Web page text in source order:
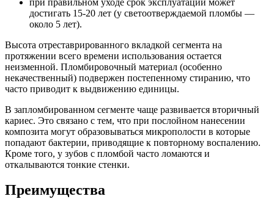
достигать 15-20 лет (у светоотверждаемой пломбы —
около 5 лет).
Высота отреставрированного вкладкой сегмента на
протяжении всего времени использования остается
неизменной. Пломбировочный материал (особенно
некачественный) подвержен постепенному стиранию, что
часто приводит к выдвижению единицы.
В запломбированном сегменте чаще развивается вторичный
кариес. Это связано с тем, что при послойном нанесении
композита могут образовываться микрополости в которые
попадают бактерии, приводящие к повторному воспалению.
Кроме того, у зубов с пломбой часто ломаются и
откалываются тонкие стенки.
Преимущества